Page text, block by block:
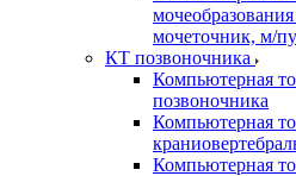
мочеточник, м/
КТ позвоночника
Компьютерная
позвоночника
Компьютерная
Компьютерная